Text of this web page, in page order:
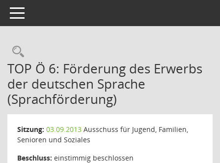
Toggle navigation
Rechercheauswahl
TOP Ö 6: Förderung des Erwerbs
der deutschen Sprache
(Sprachförderung)
Sitzung: 03.09.2013 Ausschuss für Jugend, Familien,
Senioren und Soziales
Beschluss: einstimmig beschlossen